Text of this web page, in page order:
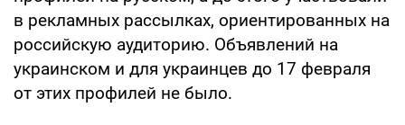
в рекламных рассылках, ориентированных на
российскую аудиторию. Объявлений на
украинском и для украинцев до 17 февраля
от этих профилей не было.